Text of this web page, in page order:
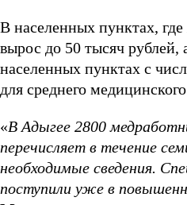
В населенных пунктах,
вырос до 50 тысяч рублей,
населенных пунктах с
для среднего
«В Адыгее 2800
перечисляет в течение
необходимые сведения.
поступили уже в